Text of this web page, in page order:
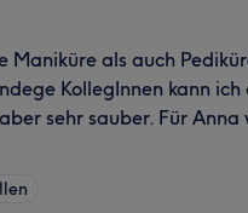
Maniküre als auch
KollegInnen kann
sehr sauber. Für Anna